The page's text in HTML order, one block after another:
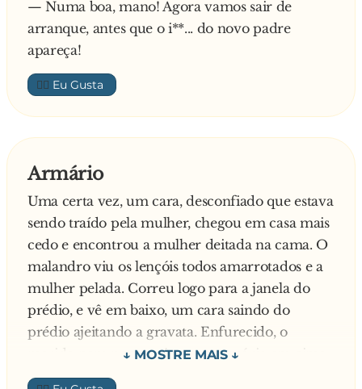
— Numa boa, mano! Agora vamos sair de
arranque, antes que o i**... do novo padre
apareça!
👍🏼
Armário
Uma certa vez, um cara, desconfiado que estava
sendo traído pela mulher, chegou em casa mais
cedo e encontrou a mulher deitada na cama. O
malandro viu os lençóis todos amarrotados e a
mulher pelada. Correu logo para a janela do
prédio, e vê em baixo, um cara saindo do
prédio ajeitando a gravata. Enfurecido, o
marido nem pensou, jogou o armário em cima
do coitado. Dias depois ele ficou sabendo que o